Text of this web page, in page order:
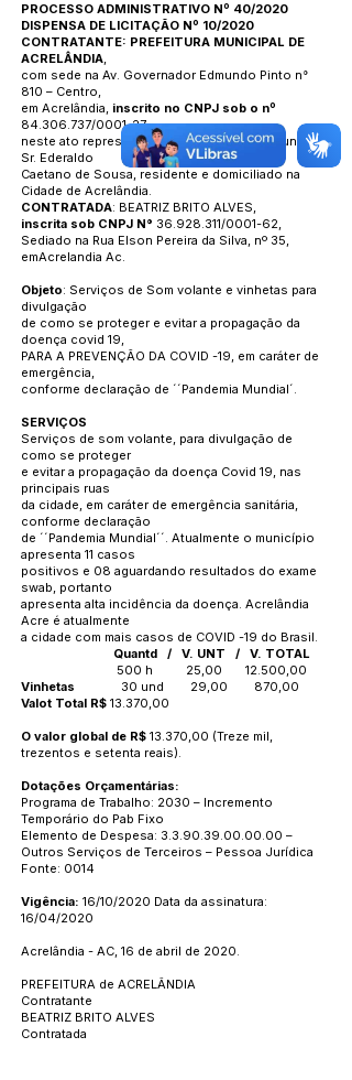
PROCESSO ADMINISTRATIVO Nº 40/2020
DISPENSA DE LICITAÇÃO Nº 10/2020
CONTRATANTE: PREFEITURA MUNICIPAL DE
ACRELÂNDIA,
com sede na Av. Governador Edmundo Pinto n°
810 – Centro,
em Acrelândia, inscrito no CNPJ sob o nº
84.306.737/0001-27,
neste ato representado por seu Prefeito Municipal
Sr. Ederaldo
Caetano de Sousa, residente e domiciliado na
Cidade de Acrelândia.
CONTRATADA: BEATRIZ BRITO ALVES,
inscrita sob CNPJ N° 36.928.311/0001-62,
Sediado na Rua Elson Pereira da Silva, nº 35,
emAcrelandia Ac.
Objeto: Serviços de Som volante e vinhetas para
divulgação
de como se proteger e evitar a propagação da
doença covid 19,
PARA A PREVENÇÃO DA COVID -19, em caráter de
emergência,
conforme declaração de ´´Pandemia Mundial´.
SERVIÇOS
Serviços de som volante, para divulgação de
como se proteger
e evitar a propagação da doença Covid 19, nas
principais ruas
da cidade, em caráter de emergência sanitária,
conforme declaração
de ´´Pandemia Mundial´´. Atualmente o município
apresenta 11 casos
positivos e 08 aguardando resultados do exame
swab, portanto
apresenta alta incidência da doença. Acrelândia
Acre é atualmente
a cidade com mais casos de COVID -19 do Brasil.
Quantd / V. UNT / V. TOTAL
500 h 25,00 12.500,00
Vinhetas 30 und 29,00 870,00
Valot Total R$ 13.370,00
O valor global de R$ 13.370,00 (Treze mil,
trezentos e setenta reais).
Dotações Orçamentárias:
Programa de Trabalho: 2030 – Incremento
Temporário do Pab Fixo
Elemento de Despesa: 3.3.90.39.00.00.00 –
Outros Serviços de Terceiros – Pessoa Jurídica
Fonte: 0014
Vigência: 16/10/2020 Data da assinatura:
16/04/2020
Acrelândia - AC, 16 de abril de 2020.
PREFEITURA de ACRELÂNDIA
Contratante
BEATRIZ BRITO ALVES
Contratada